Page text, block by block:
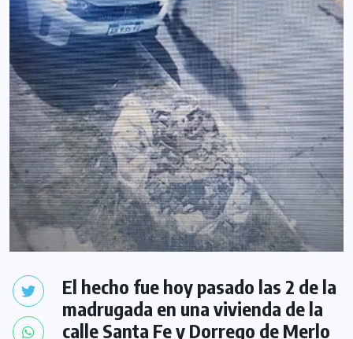
El hecho fue hoy pasado las 2 de la
madrugada en una vivienda de la
calle Santa Fe y Dorrego de Merlo